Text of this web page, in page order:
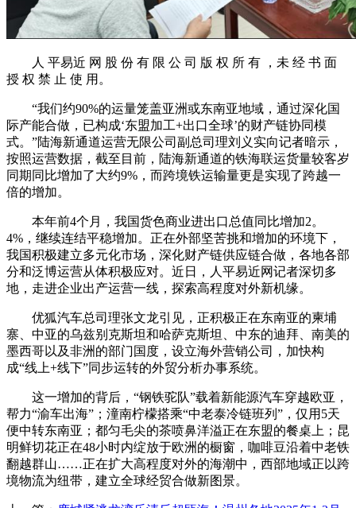
人 平易近 网 股 份 有 限 公 司 版 权 所 有 ，未 经 书 面
授 权 禁 止 使 用。
“我们约90%的运量笼盖亚洲或东南亚地域，通过深化国
际产能合做，已构成‘东盟加工+出口全球’的财产链协同模
式。”陆海新通道运营无限公司副总司理刘义实向记者暗示，
按照运营数据，截至目前，陆海新通道的铁海联运货量较客岁
同期同比增加了大约9%，而跨境铁运输量更是实现了跨越一
倍的增加。
本年前4个月，我国货色商业进出口总值同比增加2。
4%，继续连结平稳增加。正在外部坚苦挑和增加的环境下，
我国积极建立多元化市场，深化财产链供应链合做，各地各部
分和泛博运营从体积极应对。近日，人平易近网记者深切多
地，走进企业出产运营一线，探索高程度对外新机缘。
优狐汽车总司理张文龙引见，正积极正在东南亚的柬埔
寨、中亚的乌兹别克斯坦和哈萨克斯坦、中东的迪拜、南美的
墨西哥以及非洲的部门国度，设立海外营销公司，加快构
成“线上+线下”同步运转的外贸分析办事系统。
这一增加的背后，“钢铁驼队”载着新能源汽车穿越欧亚，
帮力“渝车出海”；潼南柠檬搭乘“中老泰冷链班列”，仅用5天
便中转东南亚；都匀毛尖的茶喷鼻洋溢正在东盟的餐桌上；昆
明鲜切花正在48小时内绽放于欧洲的橱窗，咖啡豆沿着中老铁
翻越群山……正在扩大高程度对外的海潮中，西部地域正以跨
境物流为纽带，建立全球经贸合做新图景。